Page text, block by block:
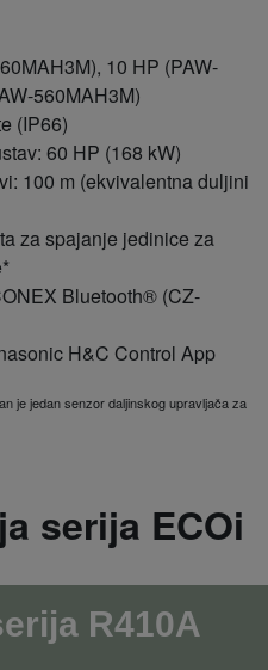
10 HP (PAW-
560MAH3M)
(IP66)
60 HP (168 kW)
100 m (ekvivalentna duljini
za spajanje jedinice za
Bluetooth® (CZ-
H&C Control App
je jedan senzor daljinskog upravljača za
serija ECOi
R410A